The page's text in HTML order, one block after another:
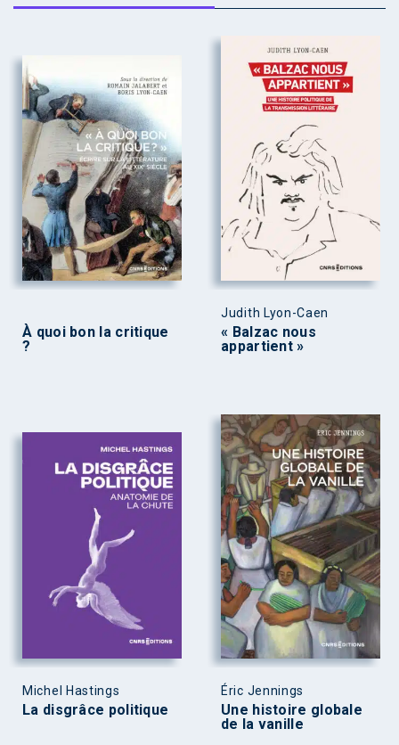
À quoi bon la critique
?
Judith Lyon-Caen
« Balzac nous
appartient »
Michel Hastings
La disgrâce politique
Éric Jennings
Une histoire globale
de la vanille